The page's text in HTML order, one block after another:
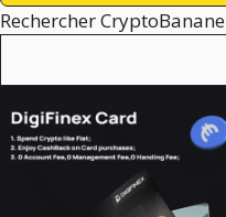
Rechercher CryptoBanane